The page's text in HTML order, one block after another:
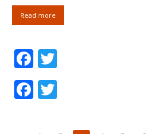
Read more
Facebook
Facebook